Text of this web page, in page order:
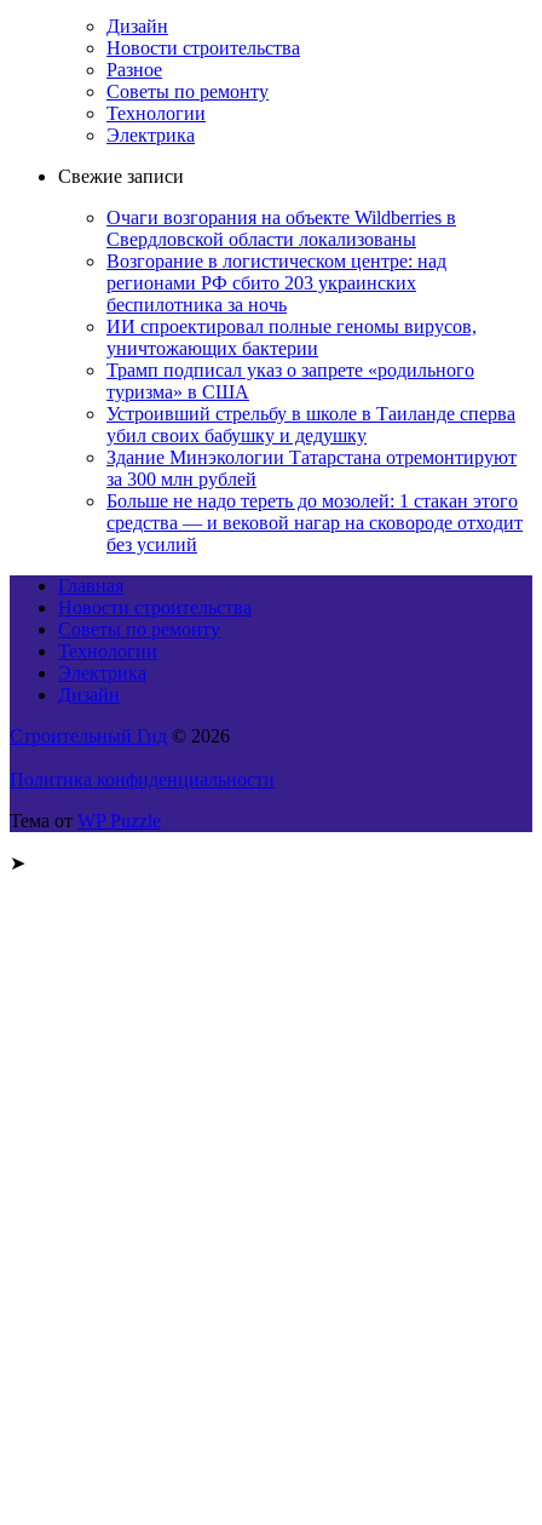
Дизайн
Новости строительства
Разное
Советы по ремонту
Технологии
Электрика
Свежие записи
Очаги возгорания на объекте Wildberries в
Свердловской области локализованы
Возгорание в логистическом центре: над
регионами РФ сбито 203 украинских
беспилотника за ночь
ИИ спроектировал полные геномы вирусов,
уничтожающих бактерии
Трамп подписал указ о запрете «родильного
туризма» в США
Устроивший стрельбу в школе в Таиланде сперва
убил своих бабушку и дедушку
Здание Минэкологии Татарстана отремонтируют
за 300 млн рублей
Больше не надо тереть до мозолей: 1 стакан этого
средства — и вековой нагар на сковороде отходит
без усилий
Главная
Новости строительства
Советы по ремонту
Технологии
Электрика
Дизайн
Строительный Гид © 2026
Политика конфиденциальности
Тема от WP Puzzle
➤